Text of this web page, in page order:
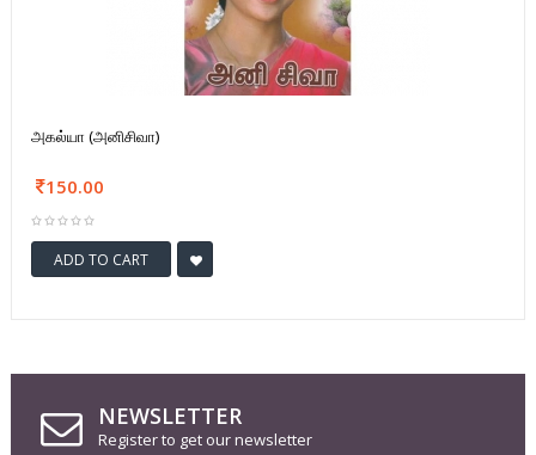
அகல்யா (அனிசிவா)
150.00
ADD TO CART
NEWSLETTER
Register to get our newsletter